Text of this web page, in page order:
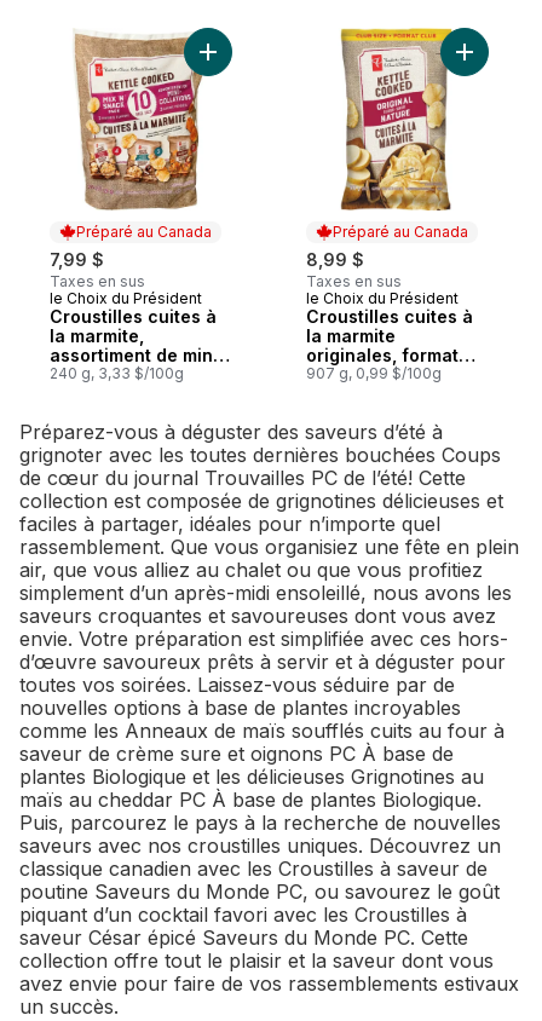
Préparé au Canada
7,99 $
Taxes en sus
Préparé au Canada
le Choix du Président
Croustilles cuites à
la marmite,
assortiment de mini-
collations
240 g, 3,33 $/100g
Ajouter Croustilles cuites à la marmite,
Préparé au Canada
8,99 $
Taxes en sus
Préparé au Canada
le Choix du Président
Croustilles cuites à
la marmite
originales, format
club
907 g, 0,99 $/100g
Ajouter
Préparez-vous à déguster des saveurs d’été à
grignoter avec les toutes dernières bouchées Coups
de cœur du journal Trouvailles PC de l’été! Cette
collection est composée de grignotines délicieuses et
faciles à partager, idéales pour n’importe quel
rassemblement. Que vous organisiez une fête en plein
air, que vous alliez au chalet ou que vous profitiez
simplement d’un après-midi ensoleillé, nous avons les
saveurs croquantes et savoureuses dont vous avez
envie. Votre préparation est simplifiée avec ces hors-
d’œuvre savoureux prêts à servir et à déguster pour
toutes vos soirées. Laissez-vous séduire par de
nouvelles options à base de plantes incroyables
comme les Anneaux de maïs soufflés cuits au four à
saveur de crème sure et oignons PC À base de
plantes Biologique et les délicieuses Grignotines au
maïs au cheddar PC À base de plantes Biologique.
Puis, parcourez le pays à la recherche de nouvelles
saveurs avec nos croustilles uniques. Découvrez un
classique canadien avec les Croustilles à saveur de
poutine Saveurs du Monde PC, ou savourez le goût
piquant d’un cocktail favori avec les Croustilles à
saveur César épicé Saveurs du Monde PC. Cette
collection offre tout le plaisir et la saveur dont vous
avez envie pour faire de vos rassemblements estivaux
un succès.